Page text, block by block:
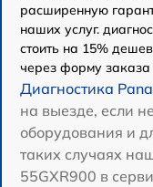
расширенную
наших услуг.
стоить на 15%
через форму заказа
Диагностика
на выезде, если
оборудования и
таких случаях
55GXR900 в